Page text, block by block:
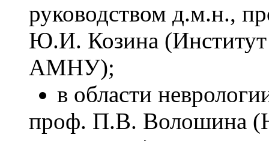
руководством д.м.н.,
Ю.И. Козина
АМНУ);
в области
проф. П.В. Волошина